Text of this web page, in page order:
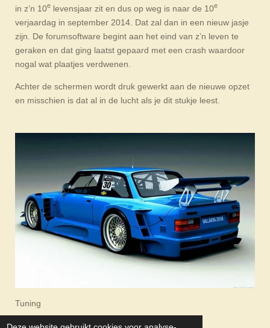
in z’n 10e levensjaar zit en dus op weg is naar de 10e
verjaardag in september 2014. Dat zal dan in een nieuw jasje
zijn. De forumsoftware begint aan het eind van z’n leven te
geraken en dat ging laatst gepaard met een crash waardoor
nogal wat plaatjes verdwenen.
Achter de schermen wordt druk gewerkt aan de nieuwe opzet
en misschien is dat al in de lucht als je dit stukje leest.
Tuning